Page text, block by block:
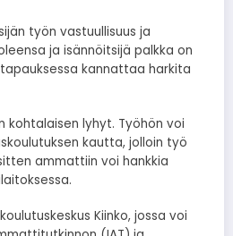
työn vastuullisuus ja
ja isännöitsijä palkka on
kannattaa harkita
kohtalaisen lyhyt. Työhön voi
kautta, jolloin työ
ammattiin voi hankkia
Kiinko, jossa voi